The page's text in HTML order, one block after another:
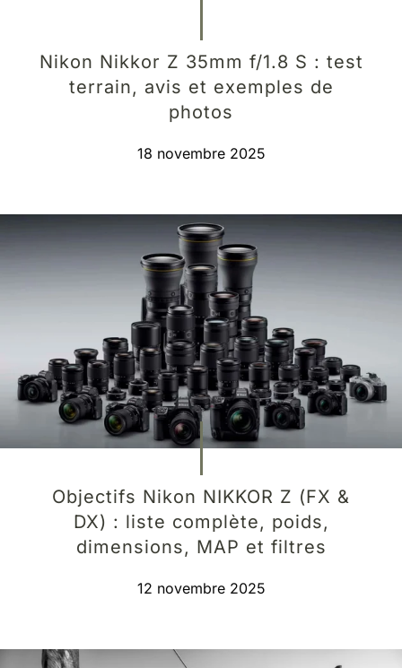
Nikon Nikkor Z 35mm f/1.8 S : test
terrain, avis et exemples de
photos
18 novembre 2025
Objectifs Nikon NIKKOR Z (FX &
DX) : liste complète, poids,
dimensions, MAP et filtres
12 novembre 2025